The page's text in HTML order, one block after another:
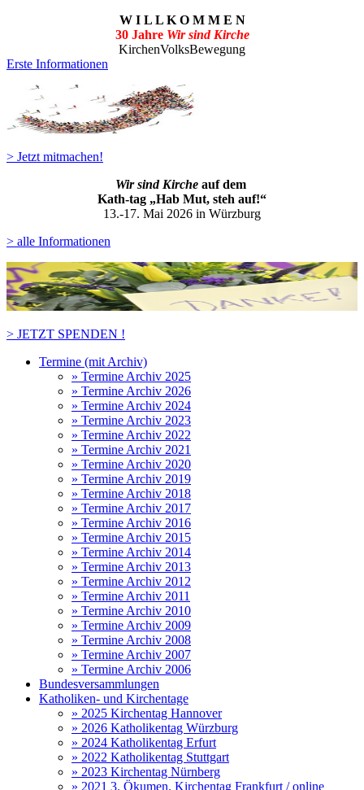
W I L L K O M M E N
30 Jahre Wir sind Kirche
KirchenVolksBewegung
Erste Informationen
> Jetzt mitmachen!
Wir sind Kirche auf dem
Kath-tag „Hab Mut, steh auf!“
13.-17. Mai 2026 in Würzburg
> alle Informationen
> JETZT SPENDEN !
Termine (mit Archiv)
» Termine Archiv 2025
» Termine Archiv 2026
» Termine Archiv 2024
» Termine Archiv 2023
» Termine Archiv 2022
» Termine Archiv 2021
» Termine Archiv 2020
» Termine Archiv 2019
» Termine Archiv 2018
» Termine Archiv 2017
» Termine Archiv 2016
» Termine Archiv 2015
» Termine Archiv 2014
» Termine Archiv 2013
» Termine Archiv 2012
» Termine Archiv 2011
» Termine Archiv 2010
» Termine Archiv 2009
» Termine Archiv 2008
» Termine Archiv 2007
» Termine Archiv 2006
Bundesversammlungen
Katholiken- und Kirchentage
» 2025 Kirchentag Hannover
» 2026 Katholikentag Würzburg
» 2024 Katholikentag Erfurt
» 2022 Katholikentag Stuttgart
» 2023 Kirchentag Nürnberg
» 2021 3. Ökumen. Kirchentag Frankfurt / online